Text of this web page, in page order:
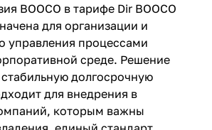
BOOCO в тарифе Dir BOOCO
для организации и
управления процессами
среде. Решение
долгосрочную
для внедрения в
которым важны